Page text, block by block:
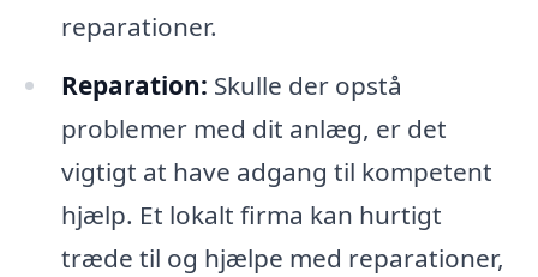
reparationer.
Reparation: Skulle der opstå
problemer med dit anlæg, er det
vigtigt at have adgang til kompetent
hjælp. Et lokalt firma kan hurtigt
træde til og hjælpe med reparationer,